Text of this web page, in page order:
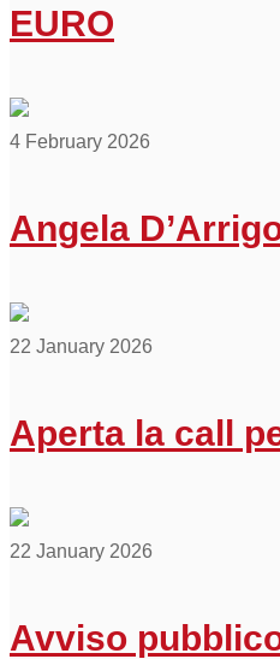
EURO
4 February 2026
Angela
22 January 2026
Aperta la call
22 January 2026
Avviso